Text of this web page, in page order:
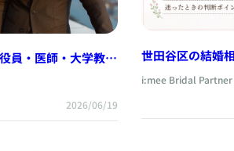
員・医師・大学教授
｜ハイクラス男性と
性へ
2026/06/19
世田谷区の結婚
i:mee Bridal Partner